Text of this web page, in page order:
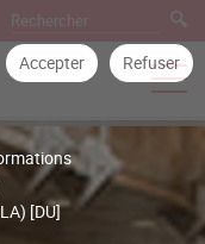
Accepter Refuser
[DU]